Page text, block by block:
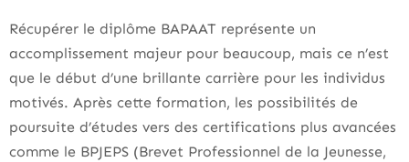
Récupérer le diplôme BAPAAT représente un
accomplissement majeur pour beaucoup, mais ce n’est
que le début d’une brillante carrière pour les individus
motivés. Après cette formation, les possibilités de
poursuite d’études vers des certifications plus avancées
comme le BPJEPS (Brevet Professionnel de la Jeunesse,